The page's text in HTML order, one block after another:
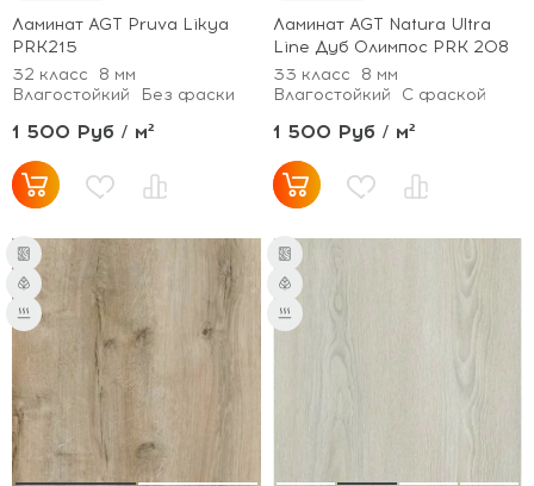
Ламинат AGT Pruva Likya
PRK215
32 класс
8 мм
Влагостойкий
Без фаски
1 500 Руб / м²
Ламинат AGT Natura Ultra
Line Дуб Олимпос PRK 208
33 класс
8 мм
Влагостойкий
С фаской
1 500 Руб / м²